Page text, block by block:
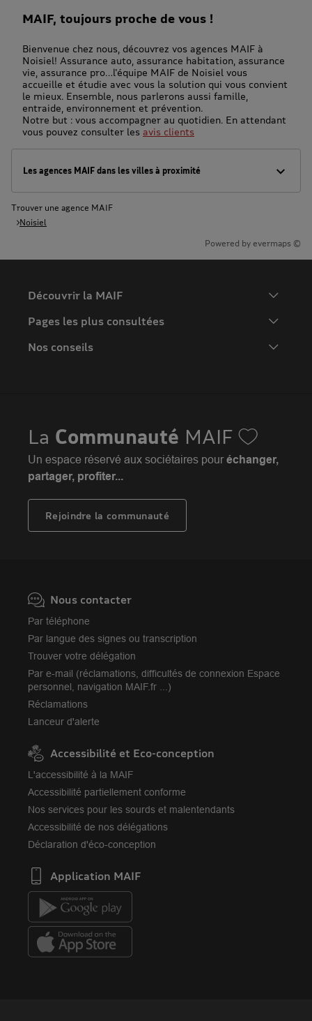
MAIF, toujours proche de vous !
Bienvenue chez nous, découvrez vos agences MAIF à
Noisiel! Assurance auto, assurance habitation, assurance
vie, assurance pro…l'équipe MAIF de Noisiel vous
accueille et étudie avec vous la solution qui vous convient
le mieux. Ensemble, nous parlerons aussi famille,
entraide, environnement et prévention.
Notre but : vous accompagner au quotidien. En attendant
vous pouvez consulter les avis clients
Les agences MAIF dans les villes à proximité
Trouver une agence MAIF
Noisiel
Powered by evermaps ©
Découvrir la MAIF
L'Entreprise
Espace presse
Portail API
Adhérer à la MAIF
MAIF Impact
Pages les plus consultées
Assurance auto
Assurance emprunteur
Assurance décès
Assurance vie
Plan d'épargne retraite (PER)
Nos conseils
Achat véhicule
Achat immobilier
Nos partenaires services
La Communauté MAIF
Un espace réservé aux sociétaires pouréchanger,
partager, profiter...
Rejoindre la communauté
Nous contacter
Par téléphone
Par langue des signes ou transcription
Trouver votre délégation
Par e-mail (réclamations, difficultés de connexion Espace
personnel, navigation MAIF.fr ...)
Réclamations
Lanceur d'alerte
Accessibilité et Eco-conception
L'accessibilité à la MAIF
Accessibilité partiellement conforme
Nos services pour les sourds et malentendants
Accessibilité de nos délégations
Déclaration d'éco-conception
Application MAIF